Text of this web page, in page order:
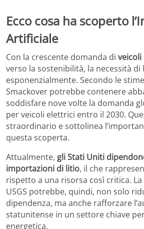
Ecco cosa ha scoperto
Artificiale
Con la crescente domanda di
verso la sostenibilità, la necessità
esponenzialmente. Secondo le
Smackover potrebbe contenere
soddisfare nove volte la domanda
per veicoli elettrici entro il 2030.
straordinario e sottolinea
questa scoperta.
Attualmente, gli Stati Uniti
importazioni di litio, il che
rispetto a una risorsa così critica.
USGS potrebbe, quindi, non solo
dipendenza, ma anche rafforzare
statunitense in un settore chiave
energetica.